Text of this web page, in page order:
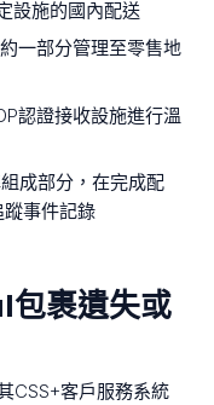
設施的國內配送
一部分管理至零售地
認證接收設施進行溫
成部分，在完成配
事件記錄
裹遺失或
CSS+客戶服務系統